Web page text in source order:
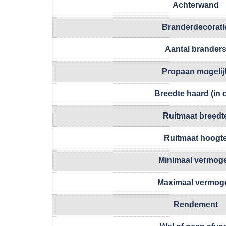
Achterwand
Aantal branders
Propaan
Breedte haard (in
Ruitmaat
Ruitmaat
Minimaal
Maximaal
Rendement